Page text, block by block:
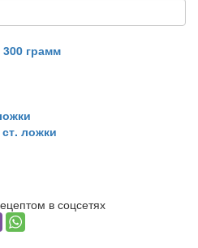
300 грамм
ст. ложки
в соцсетях